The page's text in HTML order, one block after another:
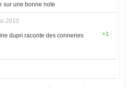
sur une bonne note
2010
+1
dupri raconte des conneries